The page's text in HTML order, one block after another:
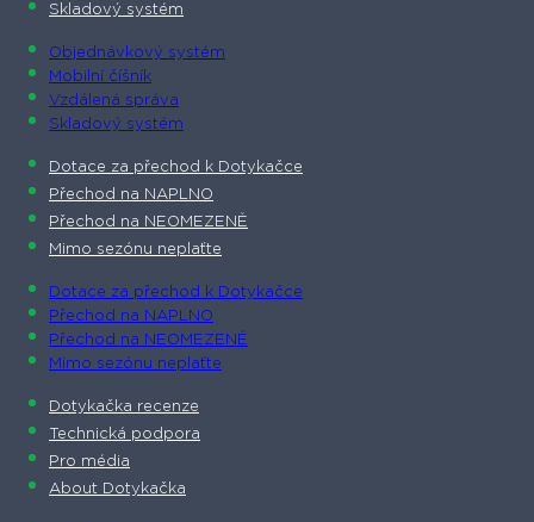
Skladový systém
Objednávkový systém
Mobilní číšník
Vzdálená správa
Skladový systém
Dotace za přechod k Dotykačce
Přechod na NAPLNO
Přechod na NEOMEZENĚ
Mimo sezónu neplaťte
Dotace za přechod k Dotykačce
Přechod na NAPLNO
Přechod na NEOMEZENĚ
Mimo sezónu neplaťte
Dotykačka recenze
Technická podpora
Pro média
About Dotykačka